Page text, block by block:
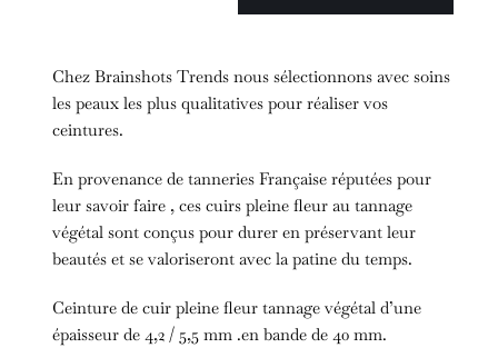
Chez Brainshots Trends nous sélectionnons avec soins
les peaux les plus qualitatives pour réaliser vos
ceintures.
En provenance de tanneries Française réputées pour
leur savoir faire , ces cuirs pleine fleur au tannage
végétal sont conçus pour durer en préservant leur
beautés et se valoriseront avec la patine du temps.
Ceinture de cuir pleine fleur tannage végétal d’une
épaisseur de 4,2 / 5,5 mm .en bande de 40 mm.